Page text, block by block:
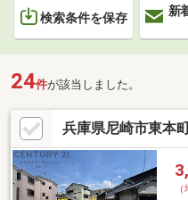
検索条件を保存
新
24件が該当しました。
兵庫県尼崎市東本